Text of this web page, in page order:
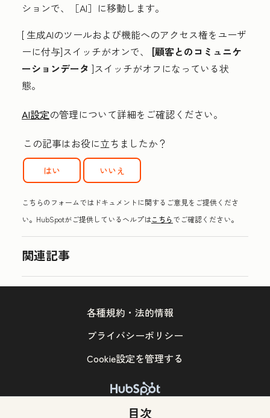
ションで、［AI］ に移動します。
[ 生成AIのツールおよび機能へのアクセス権をユーザ
ーに付与]スイッチがオンで、
[顧客とのコミュニケ
ーションデータ ]スイッチがオフになっている状
態。
AI設定の管理について詳細をご確認ください。
この記事はお役に立ちましたか？
はい いいえ
こちらのフォームではドキュメントに関するご意見をご提供くださ
い。HubSpotがご提供しているヘルプはこちらでご確認ください。
関連記事
目次
Copyright © 2026 HubSpot, Inc.
各種規約・法的情報
プライバシーポリシー
Cookie設定を管理する